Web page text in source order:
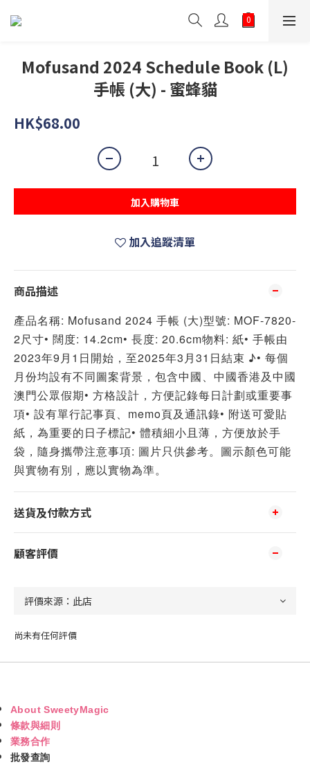
Mofusand 2024 Schedule Book (L)
手帳 (大) - 蜜蜂貓
HK$68.00
加入購物車
加入追蹤清單
商品描述
產品名稱: Mofusand 2024 手帳 (大)型號: MOF-7820-
2尺寸• 闊度: 14.2cm• 長度: 20.6cm物料: 紙• 手帳由
2023年9月1日開始，至2025年3月31日結束 ♪• 每個
月份均設有不同圖案背景，包含中國、中國香港及中國
澳門公眾假期• 方格設計，方便記錄每日計劃或重要事
項• 設有單行記事頁、memo頁及通訊錄• 附送可愛貼
紙，為重要的日子標記• 體積細小且薄，方便放於手
袋，隨身攜帶注意事項: 圖片只供參考。圖示顏色可能
與實物有別，應以實物為準。
送貨及付款方式
顧客評價
尚未有任何評價
About SweetyMagic
條款與細則
業務合作
批發查詢